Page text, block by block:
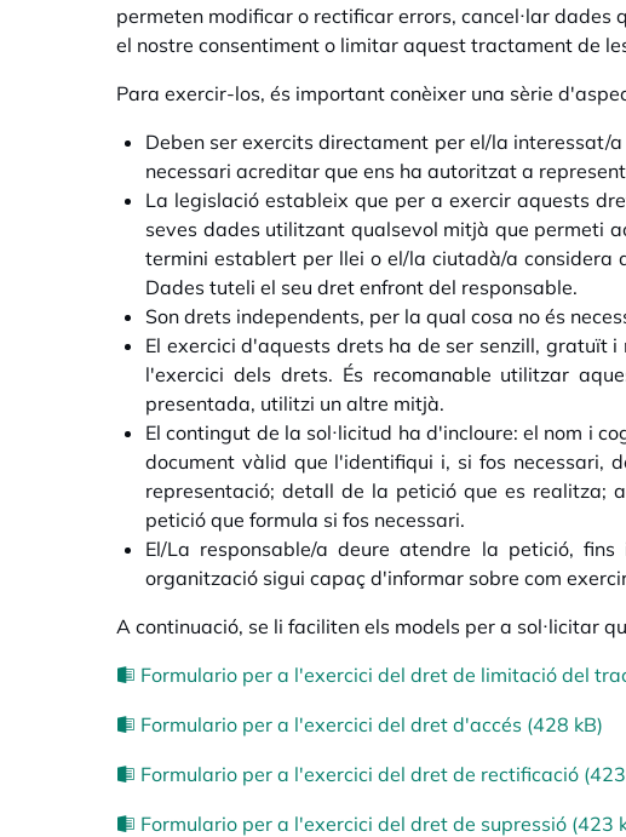
permeten modificar o rectificar errors, cancel·lar
el nostre consentiment o limitar aquest tractament de
Para exercir-los, és important conèixer una sèrie
Deben ser exercits directament per el/la interessat/
necessari acreditar que ens ha autoritzat a
La legislació estableix que per a exercir aquests
seves dades utilitzant qualsevol mitjà que permeti
termini establert per llei o el/la ciutadà/a considera
Dades tuteli el seu dret enfront del responsable.
Son drets independents, per la qual cosa no és
El exercici d'aquests drets ha de ser senzill, gratuït
l'exercici dels drets. És recomanable utilitzar
presentada, utilitzi un altre mitjà.
El contingut de la sol·licitud ha d'incloure: el nom i
document vàlid que l'identifiqui i, si fos necessari,
representació; detall de la petició que es realitza;
petició que formula si fos necessari.
El/La responsable/a deure atendre la petició,
organització sigui capaç d'informar sobre com
A continuació, se li faciliten els models per a sol·licitar
Formulario per a l'exercici del dret de limitació del
Formulario per a l'exercici del dret d'accés (428 kB)
Formulario per a l'exercici del dret de rectificació
Formulario per a l'exercici del dret de supressió (423